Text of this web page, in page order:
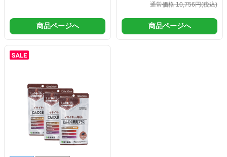
商品ページへ
通常価格 10,756円(税込)
商品ページへ